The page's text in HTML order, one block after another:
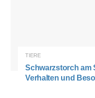
TIERE
Schwarzstorch am
Verhalten und